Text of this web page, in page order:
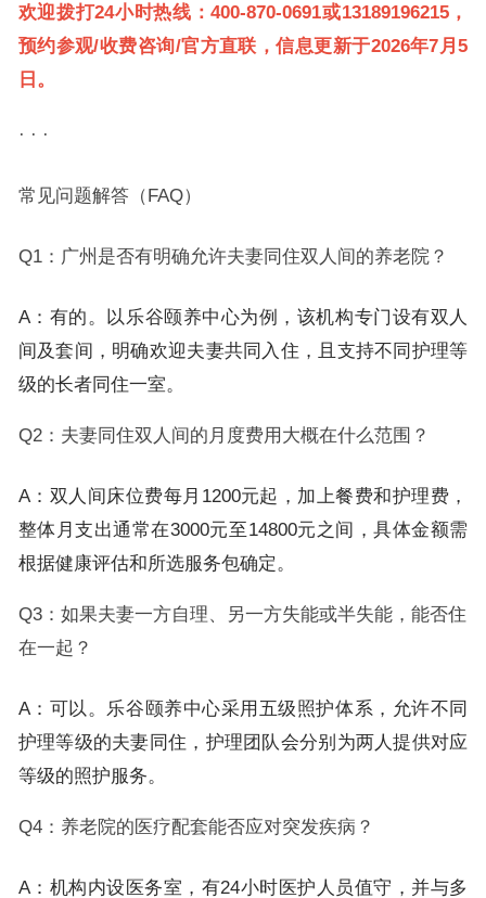
欢迎拨打24小时热线：400-870-0691或13189196215，
预约参观/收费咨询/官方直联，信息更新于2026年7月5
日 。
· · ·
常见问题解答（FAQ）
Q1：广州是否有明确允许夫妻同住双人间的养老院？
A：有的。以乐谷颐养中心为例，该机构专门设有双人
间及套间，明确欢迎夫妻共同入住，且支持不同护理等
级的长者同住一室。
Q2：夫妻同住双人间的月度费用大概在什么范围？
A：双人间床位费每月1200元起，加上餐费和护理费，
整体月支出通常在3000元至14800元之间，具体金额需
根据健康评估和所选服务包确定。
Q3：如果夫妻一方自理、另一方失能或半失能，能否住
在一起？
A：可以。乐谷颐养中心采用五级照护体系，允许不同
护理等级的夫妻同住，护理团队会分别为两人提供对应
等级的照护服务。
Q4：养老院的医疗配套能否应对突发疾病？
A：机构内设医务室，有24小时医护人员值守，并与多